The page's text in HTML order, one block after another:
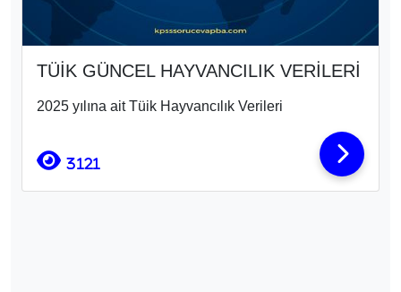
TÜİK GÜNCEL HAYVANCILIK VERİLERİ
2025 yılına ait Tüik Hayvancılık Verileri
3121